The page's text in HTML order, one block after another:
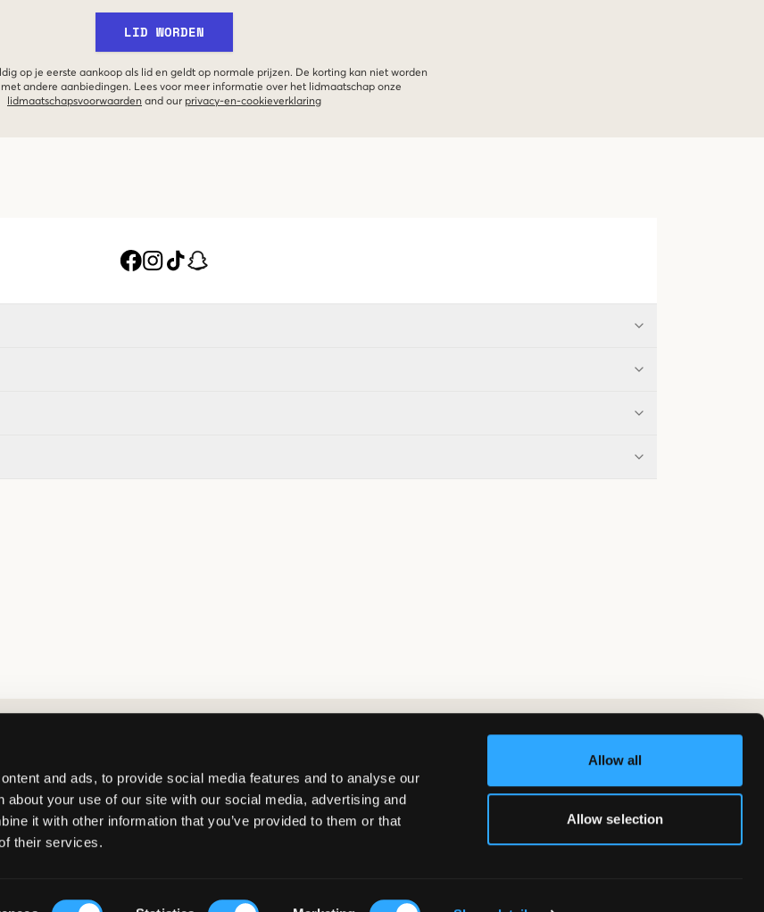
and ads, to provide social media features and to analyse our
about your use of our site with our social media, advertising and
it with other information that you’ve provided to them or that
their services.
Allow all
Allow selection
LID WORDEN
op je eerste aankoop als lid en geldt op normale prijzen. De korting kan niet worden
andere aanbiedingen. Lees voor meer informatie over het lidmaatschap onze
lidmaatschapsvoorwaarden and our privacy-en-cookieverklaring
© Copyright 2026 Kids Brand Store AB